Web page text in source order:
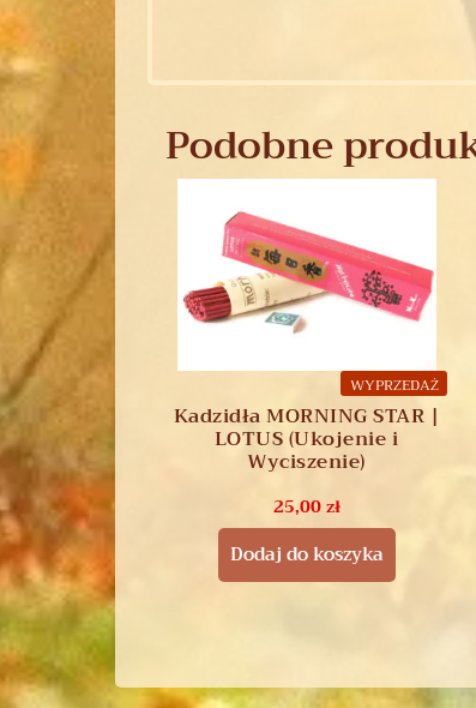
Podobne
WYPRZEDAŻ
Kadzidła MORNING STAR |
LOTUS (Ukojenie i
Wyciszenie)
25,00zł
Dodaj do koszyka